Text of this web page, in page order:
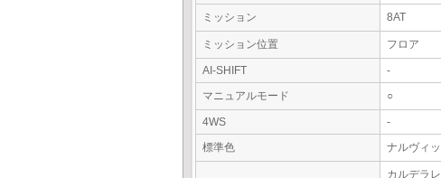
ミッション 8AT
ミッション位置 フロア
AI-SHIFT
-
マニュアルモード
○
4WS
-
標準色
ナルヴィ
カルデラ